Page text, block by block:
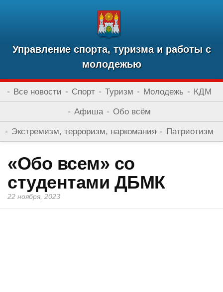
Управление спорта, туризма и работы с
молодежью
Все новости Спорт Туризм Молодежь КДМ
Афиша Обо всём
Экстремизм, терроризм, наркомания Патриотизм
«Обо всем» со
студентами ДБМК
22 ноября, 2023